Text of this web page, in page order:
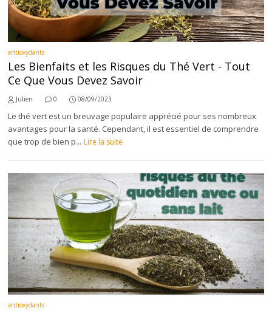
antioxydants
Les Bienfaits et les Risques du Thé Vert - Tout
Ce Que Vous Devez Savoir
Julien 0 08/09/2023
Le thé vert est un breuvage populaire apprécié pour ses nombreux
avantages pour la santé. Cependant, il est essentiel de comprendre
que trop de bien p... Lire la suite
antioxydants